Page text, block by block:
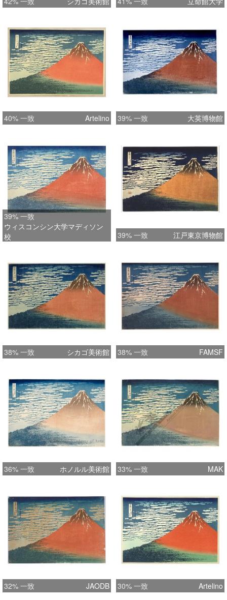
40% 一致 Artelino 39% 一致 大英博物館
39% 一致
ウィスコンシン大学マディソン
校
39% 一致 江戸東京博物館
38% 一致 シカゴ美術館 38% 一致 FAMSF
36% 一致 ホノルル美術館 33% 一致 MAK
32% 一致 JAODB 30% 一致 Artelino